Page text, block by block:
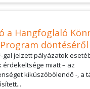
a Hangfoglaló
döntéséről
gal jelzett pályázatok
érdekeltsége miatt – az
kiküszöbölendő -, a